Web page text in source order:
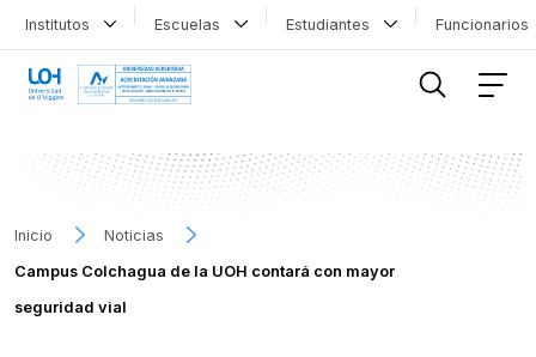
Institutos Escuelas Estudiantes
Inicio
Noticias
Campus Colchagua de la UOH contará con mayor
seguridad vial